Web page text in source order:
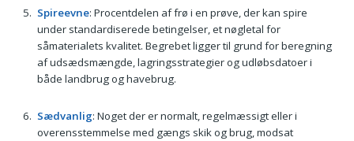
Spireevne: Procentdelen af frø i en prøve, der kan spire
under standardiserede betingelser, et nøgletal for
såmaterialets kvalitet. Begrebet ligger til grund for beregning
af udsædsmængde, lagringsstrategier og udløbsdatoer i
både landbrug og havebrug.
Sædvanlig: Noget der er normalt, regelmæssigt eller i
overensstemmelse med gængs skik og brug, modsat